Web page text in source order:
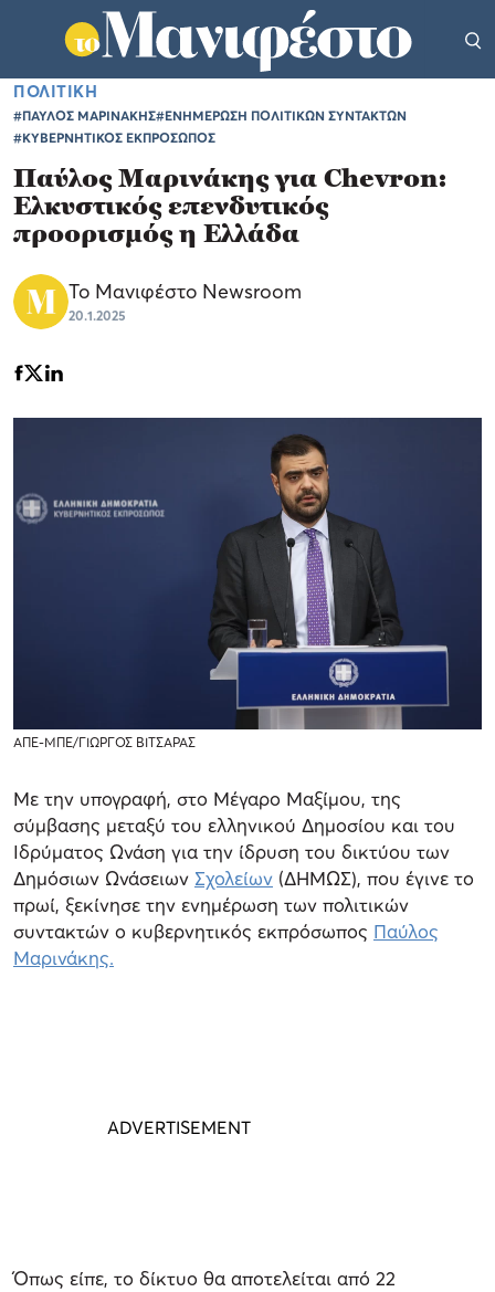
ΠΟΛΙΤΙΚΗ
#ΠΑΥΛΟΣ ΜΑΡΙΝΑΚΗΣ#ΕΝΗΜΕΡΩΣΗ ΠΟΛΙΤΙΚΩΝ ΣΥΝΤΑΚΤΩΝ
#ΚΥΒΕΡΝΗΤΙΚΟΣ ΕΚΠΡΟΣΩΠΟΣ
Παύλος Μαρινάκης για Chevron:
Ελκυστικός επενδυτικός
προορισμός η Ελλάδα
Το Μανιφέστο Newsroom
20.1.2025
ΑΠΕ-ΜΠΕ/ΓΙΩΡΓΟΣ ΒΙΤΣΑΡΑΣ
Με την υπογραφή, στο Μέγαρο Μαξίμου, της
σύμβασης μεταξύ του ελληνικού Δημοσίου και του
Ιδρύματος Ωνάση για την ίδρυση του δικτύου των
Δημόσιων Ωνάσειων Σχολείων (ΔΗΜΩΣ), που έγινε το
πρωί, ξεκίνησε την ενημέρωση των πολιτικών
συντακτών ο κυβερνητικός εκπρόσωπος Παύλος
Μαρινάκης.
Όπως είπε, το δίκτυο θα αποτελείται από 22